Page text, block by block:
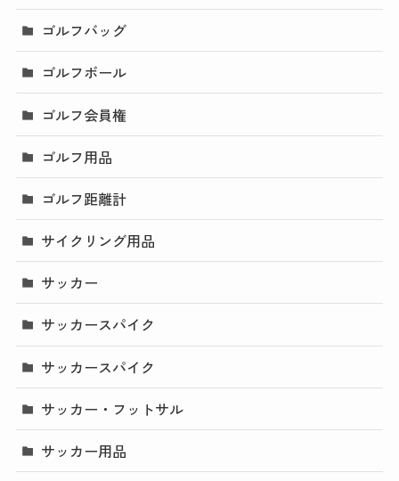
ゴルフバッグ
ゴルフボール
ゴルフ会員権
ゴルフ用品
ゴルフ距離計
サイクリング用品
サッカー
サッカースパイク
サッカースパイク
サッカー・フットサル
サッカー用品